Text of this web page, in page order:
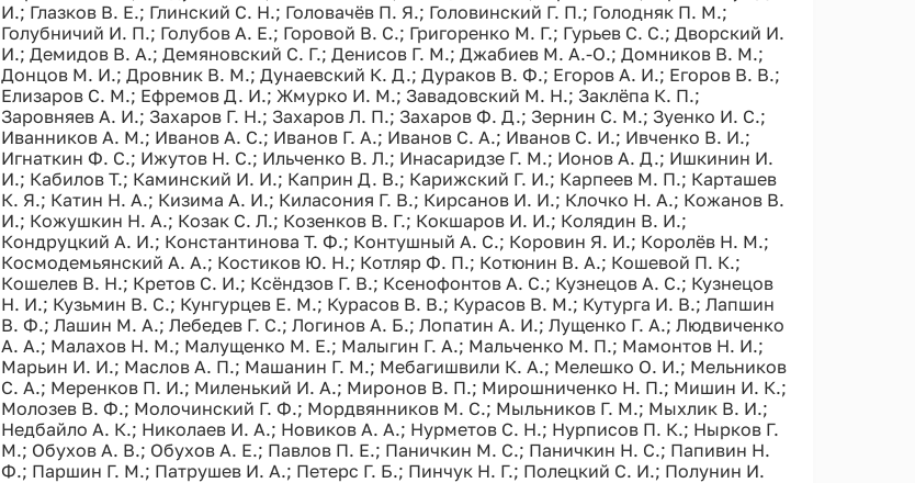
И.; Глазков В. Е.; Глинский С. Н.; Головачёв П. Я.; Головинский Г. П.; Голодняк П. М.;
Голубничий И. П.; Голубов А. Е.; Горовой В. С.; Григоренко М. Г.; Гурьев С. С.; Дворский И.
И.; Демидов В. А.; Демяновский С. Г.; Денисов Г. М.; Джабиев М. А.-О.; Домников В. М.;
Донцов М. И.; Дровник В. М.; Дунаевский К. Д.; Дураков В. Ф.; Егоров А. И.; Егоров В. В.;
Елизаров С. М.; Ефремов Д. И.; Жмурко И. М.; Завадовский М. Н.; Заклёпа К. П.;
Заровняев А. И.; Захаров Г. Н.; Захаров Л. П.; Захаров Ф. Д.; Зернин С. М.; Зуенко И. С.;
Иванников А. М.; Иванов А. С.; Иванов Г. А.; Иванов С. А.; Иванов С. И.; Ивченко В. И.;
Игнаткин Ф. С.; Ижутов Н. С.; Ильченко В. Л.; Инасаридзе Г. М.; Ионов А. Д.; Ишкинин И.
И.; Кабилов Т.; Каминский И. И.; Каприн Д. В.; Карижский Г. И.; Карпеев М. П.; Карташев
К. Я.; Катин Н. А.; Кизима А. И.; Киласония Г. В.; Кирсанов И. И.; Клочко Н. А.; Кожанов В.
И.; Кожушкин Н. А.; Козак С. Л.; Козенков В. Г.; Кокшаров И. И.; Колядин В. И.;
Кондруцкий А. И.; Константинова Т. Ф.; Контушный А. С.; Коровин Я. И.; Королёв Н. М.;
Космодемьянский А. А.; Костиков Ю. Н.; Котляр Ф. П.; Котюнин В. А.; Кошевой П. К.;
Кошелев В. Н.; Кретов С. И.; Ксёндзов Г. В.; Ксенофонтов А. С.; Кузнецов А. С.; Кузнецов
Н. И.; Кузьмин В. С.; Кунгурцев Е. М.; Курасов В. В.; Курасов В. М.; Кутурга И. В.; Лапшин
В. Ф.; Лашин М. А.; Лебедев Г. С.; Логинов А. Б.; Лопатин А. И.; Лущенко Г. А.; Людвиченко
А. А.; Малахов Н. М.; Малущенко М. Е.; Малыгин Г. А.; Мальченко М. П.; Мамонтов Н. И.;
Марьин И. И.; Маслов А. П.; Машанин Г. М.; Мебагишвили К. А.; Мелешко О. И.; Мельников
С. А.; Меренков П. И.; Миленький И. А.; Миронов В. П.; Мирошниченко Н. П.; Мишин И. К.;
Молозев В. Ф.; Молочинский Г. Ф.; Мордвянников М. С.; Мыльников Г. М.; Мыхлик В. И.;
Недбайло А. К.; Николаев И. А.; Новиков А. А.; Нурметов С. Н.; Нурписов П. К.; Нырков Г.
М.; Обухов А. В.; Обухов А. Е.; Павлов П. Е.; Паничкин М. С.; Паничкин Н. С.; Папивин Н.
Ф.; Паршин Г. М.; Патрушев И. А.; Петерс Г. Б.; Пинчук Н. Г.; Полецкий С. И.; Полунин И.